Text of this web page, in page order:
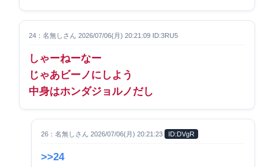
24：名無しさん 2026/07/06(月) 20:21:09 ID:3RU5
しゃーねーなー
じゃあビーノにしよう
中身はホンダジョルノだし
26：名無しさん 2026/07/06(月) 20:21:23 ID:DVgR
>>24